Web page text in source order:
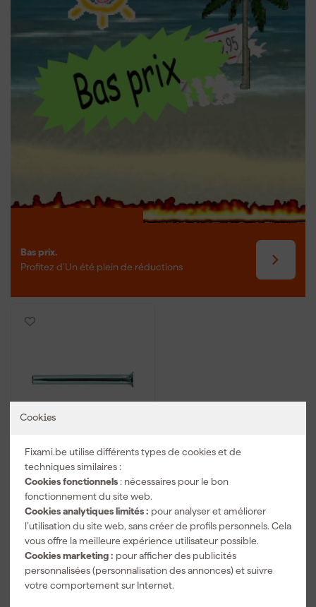
Cookies
Fixami.be utilise différents types de cookies et de
techniques similaires :
Cookies fonctionnels : nécessaires pour le bon
fonctionnement du site web.
Cookies analytiques limités : pour analyser et améliorer
l’utilisation du site web, sans créer de profils personnels. Cela
vous offre la meilleure expérience utilisateur possible.
Cookies marketing : pour afficher des publicités
personnalisées (personnalisation des annonces) et suivre
votre comportement sur Internet.
Bas prix.
Profitez d’Un été plein de réductions
Fischer 541898 - Clou à
frapper avec
revêtement Dacromet
FNH 6/80 (100pcs) FNH
6/80
Livré dans 7 jours
33,34
TTC
Comparer